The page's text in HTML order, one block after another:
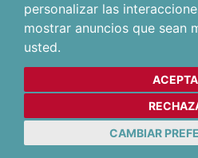
personalizar las
mostrar anuncios que sean
usted.
CAMBIAR